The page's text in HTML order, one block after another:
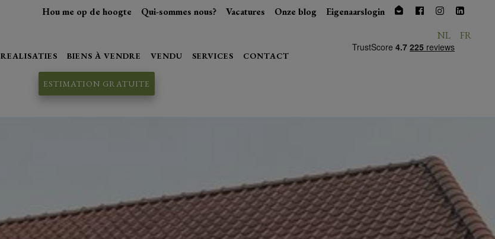
Hou me op de hoogte Qui-sommes nous? Vacatures Onze blog Eigenaarslogin
REALISATIES BIENS À VENDRE VENDU SERVICES CONTACT
ESTIMATION GRATUITE
NL FR